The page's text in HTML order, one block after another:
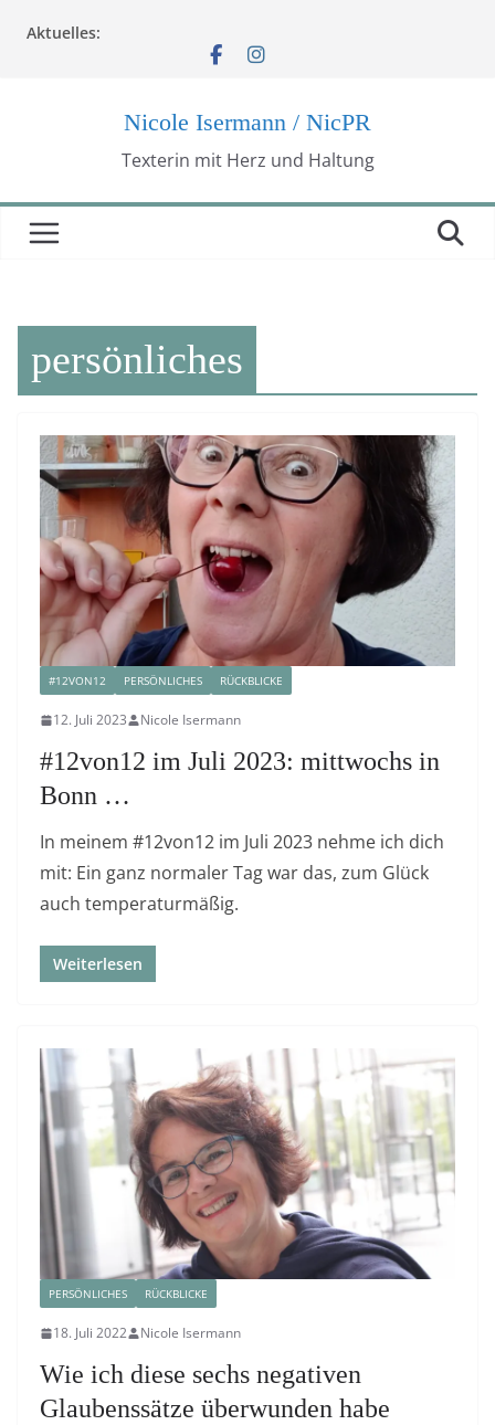
Inhalt
Aktuelles:
Nicole Isermann / NicPR
Texterin mit Herz und Haltung
persönliches
#12VON12 PERSÖNLICHES RÜCKBLICKE
12. Juli 2023 Nicole Isermann
#12von12 im Juli 2023: mittwochs in
Bonn …
In meinem #12von12 im Juli 2023 nehme ich dich
mit: Ein ganz normaler Tag war das, zum Glück
auch temperaturmäßig.
Weiterlesen
PERSÖNLICHES RÜCKBLICKE
18. Juli 2022 Nicole Isermann
Wie ich diese sechs negativen
Glaubenssätze überwunden habe